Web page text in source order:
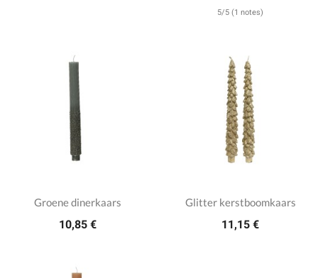
5/5 (1 notes)
Groene dinerkaars
10,85 €
Glitter kerstboomkaars
11,15 €